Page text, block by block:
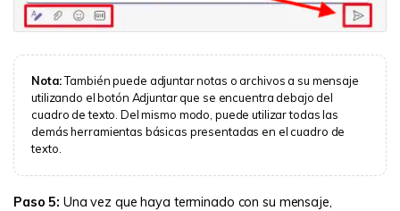
Nota:También puede adjuntar notas o archivos a su mensaje
utilizando el botón Adjuntar que se encuentra debajo del
cuadro de texto. Del mismo modo, puede utilizar todas las
demás herramientas básicas presentadas en el cuadro de
texto.
Paso 5: Una vez que haya terminado con su mensaje,